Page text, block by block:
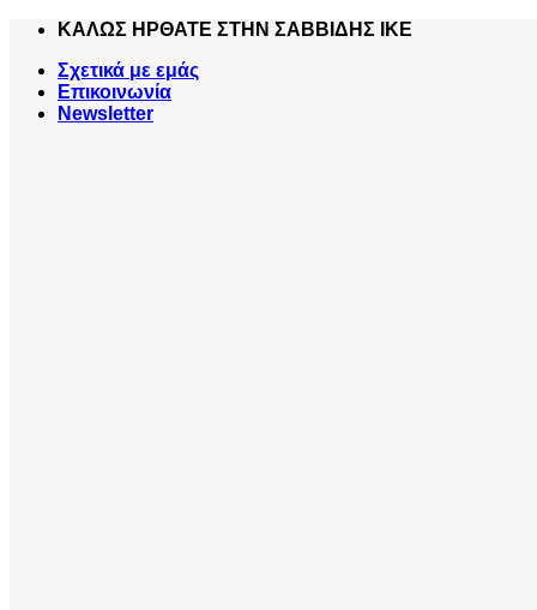
Skip
content
ΚΑΛΩΣ ΗΡΘΑΤΕ ΣΤΗΝ ΣΑΒΒΙΔΗΣ ΙΚΕ
Σχετικά με εμάς
Επικοινωνία
Newsletter